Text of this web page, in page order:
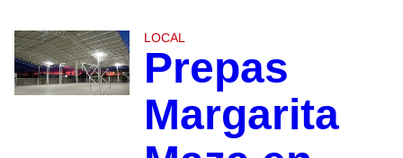
LOCAL
Prepas
Margarita